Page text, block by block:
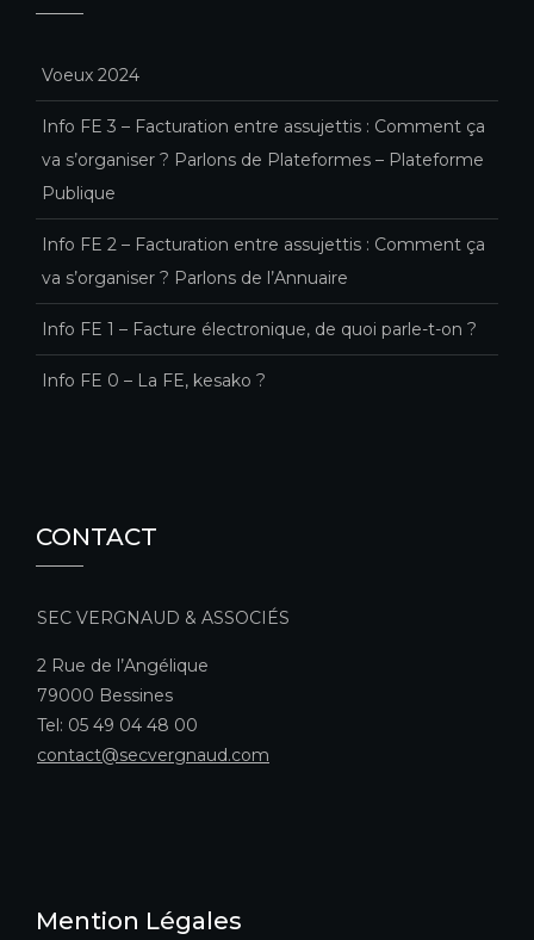
Voeux 2024
Info FE 3 – Facturation entre assujettis : Comment ça
va s’organiser ? Parlons de Plateformes – Plateforme
Publique
Info FE 2 – Facturation entre assujettis : Comment ça
va s’organiser ? Parlons de l’Annuaire
Info FE 1 – Facture électronique, de quoi parle-t-on ?
Info FE 0 – La FE, kesako ?
CONTACT
SEC VERGNAUD & ASSOCIÉS
2 Rue de l’Angélique
79000 Bessines
Tel: 05 49 04 48 00
contact@secvergnaud.com
Mention Légales